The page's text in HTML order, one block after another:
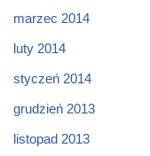
marzec 2014
luty 2014
styczeń 2014
grudzień 2013
listopad 2013